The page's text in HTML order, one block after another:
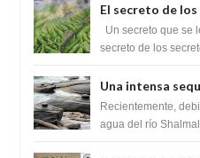
El secreto de
cambiaría por
humanidad
Un secreto que se
secreto de los
Una intensa
impresionante
Lingas
Recientemente,
agua del río